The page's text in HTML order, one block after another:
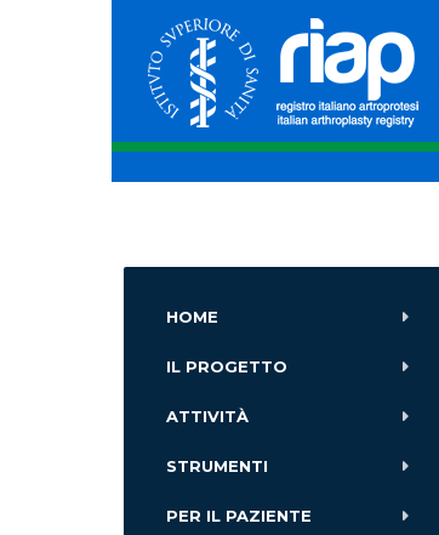
HOME
IL PROGETTO
ATTIVITÀ
STRUMENTI
PER IL PAZIENTE